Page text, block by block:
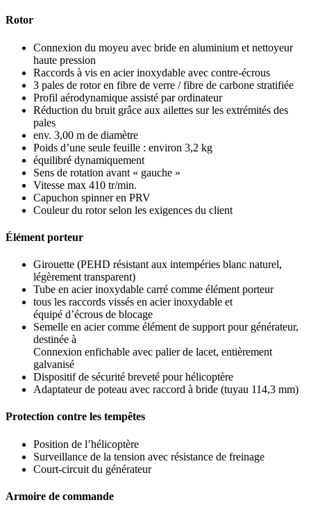
Rotor
Connexion du moyeu avec bride en aluminium et nettoyeur
haute pression
Raccords à vis en acier inoxydable avec contre-écrous
3 pales de rotor en fibre de verre / fibre de carbone stratifiée
Profil aérodynamique assisté par ordinateur
Réduction du bruit grâce aux ailettes sur les extrémités des
pales
env. 3,00 m de diamètre
Poids d’une seule feuille : environ 3,2 kg
équilibré dynamiquement
Sens de rotation avant « gauche »
Vitesse max 410 tr/min.
Capuchon spinner en PRV
Couleur du rotor selon les exigences du client
Élément porteur
Girouette (PEHD résistant aux intempéries blanc naturel,
légèrement transparent)
Tube en acier inoxydable carré comme élément porteur
tous les raccords vissés en acier inoxydable et
équipé d’écrous de blocage
Semelle en acier comme élément de support pour générateur,
destinée à
Connexion enfichable avec palier de lacet, entièrement
galvanisé
Dispositif de sécurité breveté pour hélicoptère
Adaptateur de poteau avec raccord à bride (tuyau 114,3 mm)
Protection contre les tempêtes
Position de l’hélicoptère
Surveillance de la tension avec résistance de freinage
Court-circuit du générateur
Armoire de commande